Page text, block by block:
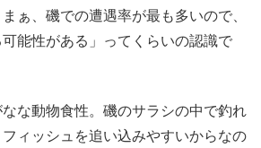
ぁ、磯での遭遇率が最も多いので、
可能性がある」ってくらいの認識で
な動物食性。磯のサラシの中で釣れ
ィッシュを追い込みやすいからなの